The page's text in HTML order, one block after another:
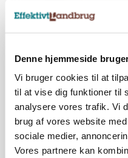
Denne hjemmeside
Vi bruger cookies til at
til at vise dig funktioner til
analysere vores trafik. Vi
brug af vores website
sociale medier,
Vores partnere kan
POLITIK
»Nu stopper I«:
protestgruppe vil
gødskningslov